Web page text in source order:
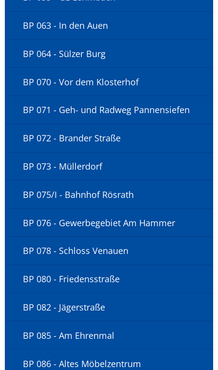
BP 063 - In den Auen
BP 064 - Sülzer Burg
BP 070 - Vor dem Klosterhof
BP 071 - Geh- und Radweg Pannensiefen
BP 072 - Brander Straße
BP 073 - Müllerdorf
BP 075/I - Bahnhof Rösrath
BP 076 - Gewerbegebiet Am Hammer
BP 078 - Schloss Venauen
BP 080 - Friedensstraße
BP 082 - Jägerstraße
BP 085 - Am Ehrenmal
BP 086 - Altes Möbelzentrum